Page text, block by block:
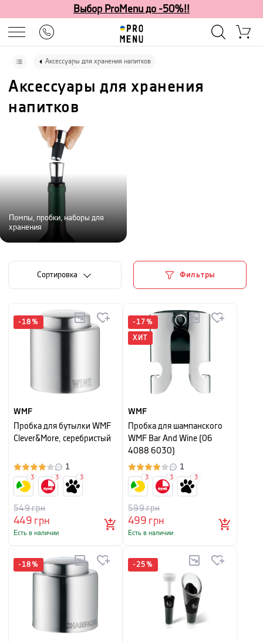
Выбор ProMenu до -50%!!
Аксессуары для хранения напитков
Аксессуары для хранения
напитков
Помпы, пробки, наборы для
хранения
Cортировка Фильтры
-18 %
WMF
Пробка для бутылки WMF
Clever&More, серебристый
1
449грн
549грн
Есть в наличии
3 3 3
-17 %
ХИТ
WMF
Пробка для шампанского
WMF Bar And Wine (06
4088 6030)
1
499грн
599грн
Есть в наличии
3 3 3
-18 % -25 %